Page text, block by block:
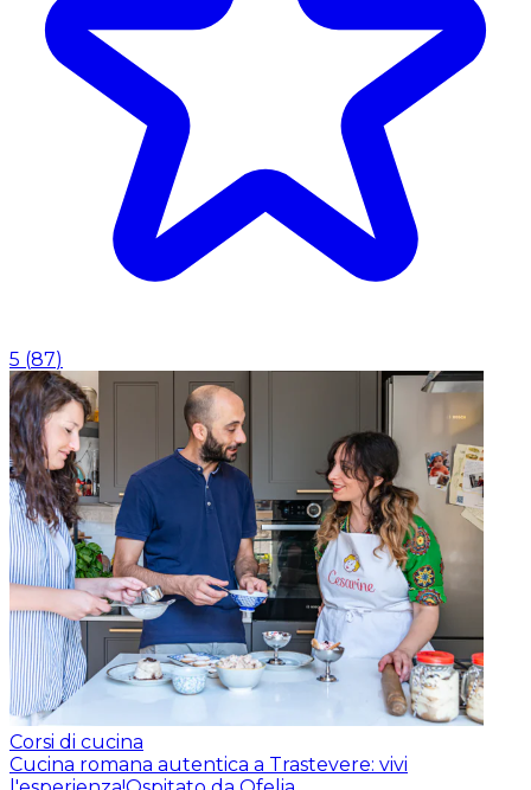
5 (87)
Corsi di cucina
Cucina romana autentica a Trastevere: vivi